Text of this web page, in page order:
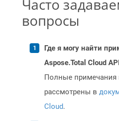
Часто
вопросы
Где я могу найти
Aspose.Total Cloud
Полные примечания
рассмотрены в
Cloud.